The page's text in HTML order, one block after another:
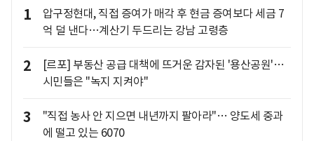
1
압구정현대, 직접 증여가 매각 후 현금 증여보다 세금 7
억 덜 낸다…계산기 두드리는 강남 고령층
2
[르포] 부동산 공급 대책에 뜨거운 감자된 '용산공원'…
시민들은 "녹지 지켜야"
3
"직접 농사 안 지으면 내년까지 팔아라"… 양도세 중과
에 떨고 있는 6070